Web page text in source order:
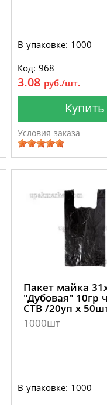
В упаковке: 1000
Код: 968
3.08 руб./шт.
Купить
Условия заказа
Пакет майка
"Дубовая" 10гр
СТВ /20уп х
1000шт
В упаковке: 1000